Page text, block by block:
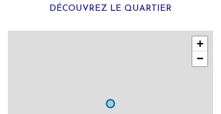
piscinableDÉCOUVREZ LE QUARTIER
+
−